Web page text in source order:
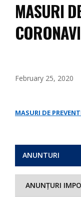
MASURI
February 25, 2020
MASURI DE
ANUNTURI
ANUNȚURI